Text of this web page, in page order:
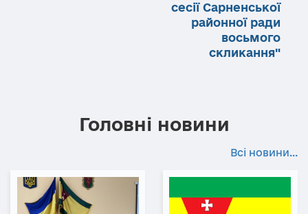
сесії Сарненської
районної ради
восьмого
скликання"
Головні новини
Всі новини...